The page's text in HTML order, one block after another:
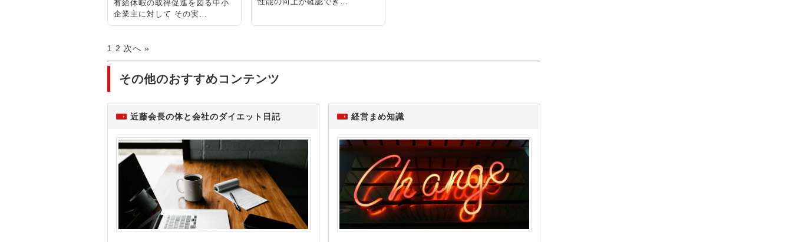
有給休暇の取得促進を図る中小
企業主に対して その実…
1 2 次へ »
その他のおすすめコンテンツ
近藤会長の体と会社のダイエット日記 経営まめ知識